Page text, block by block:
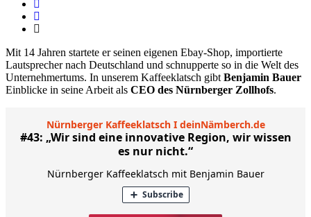
Mit 14 Jahren startete er seinen eigenen Ebay-Shop, importierte
Lautsprecher nach Deutschland und schnupperte so in die Welt des
Unternehmertums. In unserem Kaffeeklatsch gibtBenjamin Bauer
Einblicke in seine Arbeit als CEO des Nürnberger Zollhofs.